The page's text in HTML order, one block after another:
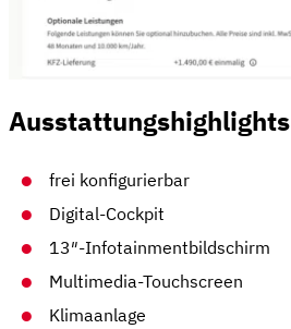
Ausstattungshighlights
frei konfigurierbar
Digital-Cockpit
13″-Infotainmentbildschirm
Multimedia-Touchscreen
Klimaanlage